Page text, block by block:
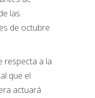
las
de octubre
respecta a la
que el
actuará